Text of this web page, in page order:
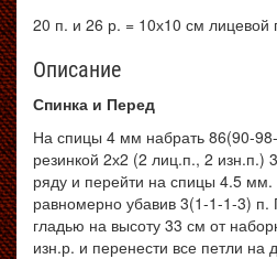
20 п. и 26 р. = 10х10 см
Описание
Спинка и Перед
На спицы 4 мм набрать 86(90-
резинкой 2х2 (2 лиц.п., 2 изн.п.)
ряду и перейти на спицы 4.5 мм.
равномерно убавив 3(1-1-1-3) п.
гладью на высоту 33 см от
изн.р. и перенести все петли на